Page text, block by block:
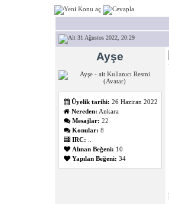
31 Ağustos 2022, 20:29
Ayşe
Üyelik tarihi: 26 Haziran 2022
Nereden: Ankara
Mesajlar: 22
Konular: 8
IRC:
Alınan Beğeni: 10
Yapılan Beğeni: 34